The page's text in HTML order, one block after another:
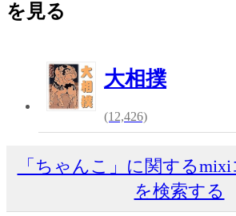
を見る
大相撲
(12,426)
「ちゃんこ」に関する
を検索する